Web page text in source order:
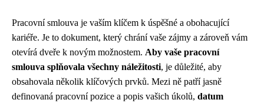
Pracovní smlouva je vaším klíčem k úspěšné a obohacující
kariéře. Je to dokument, který chrání vaše zájmy a zároveň vám
otevírá dveře k novým možnostem. Aby vaše pracovní
smlouva splňovala všechny náležitosti, je důležité, aby
obsahovala několik klíčových prvků. Mezi ně patří jasně
definovaná pracovní pozice a popis vašich úkolů, datum